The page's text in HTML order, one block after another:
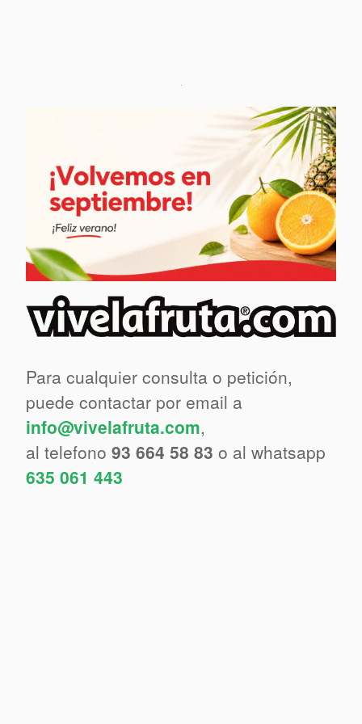
Para cualquier consulta o petición,
puede contactar por email a
info@vivelafruta.com,
al telefono 93 664 58 83 o al whatsapp
635 061 443